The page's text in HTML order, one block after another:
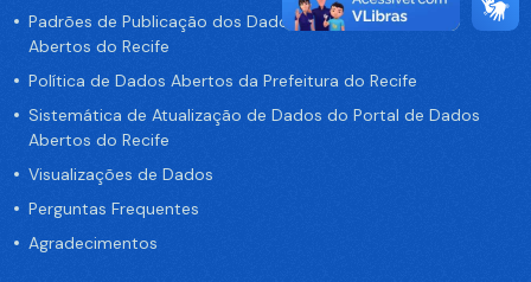
Padrões de Publicação dos Dados no Portal de Dados
Abertos do Recife
Política de Dados Abertos da Prefeitura do Recife
Sistemática de Atualização de Dados do Portal de Dados
Abertos do Recife
Visualizações de Dados
Perguntas Frequentes
Agradecimentos